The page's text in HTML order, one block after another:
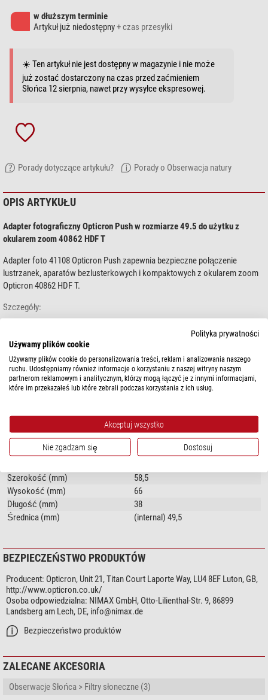
w dłuższym terminie
Artykuł już niedostępny+ czas przesyłki
☀️ Ten artykuł nie jest dostępny w magazynie i nie może
już zostać dostarczony na czas przed zaćmieniem
Słońca 12 sierpnia, nawet przy wysyłce ekspresowej.
Porady dotyczące artykułu? Porady o Obserwacja natury
OPIS ARTYKUŁU
Adapter fotograficzny Opticron Push w rozmiarze 49.5 do użytku z
okularem zoom 40862 HDF T
Adapter foto 41108 Opticron Push zapewnia bezpieczne połączenie
lustrzanek, aparatów bezlusterkowych i kompaktowych z okularem zoom
Opticron 40862 HDF T.
Szczegóły:
Zapewnia bezpieczne połączenie okularu Opticron zoom z
lustrzankami, aparatami bezlusterkowymi i kompaktowymi.
Połączenie na wcisk do okularu zoom Opticron 40862 HDF T
Dostarczany z dwoma pierścieniami pośrednimi: 44-42 mm z
mocowaniem T oraz 44-28mm z połączeniem do aparatów
kompaktowych i telekonweterów.
Dostarczane akcesoria: adaptery są dostarczane wraz z pierścieniem
redukcyjnym 44~42/T oraz z pierścieniem 44~28 i kluczem imusowym.
key.
pokaż więcej...
DANE TECHNICZNE
Odporny na opryskanie wodą
tak
Szerokość (mm)
58,5
Wysokość (mm)
66
Długość (mm)
38
Średnica (mm)
(internal) 49,5
BEZPIECZEŃSTWO PRODUKTÓW
Producent: Opticron, Unit 21, Titan Court Laporte Way, LU4 8EF Luton, GB,
http://www.opticron.co.uk/
Osoba odpowiedzialna: NIMAX GmbH, Otto-Lilienthal-Str. 9, 86899
Landsberg am Lech, DE, info@nimax.de
Bezpieczeństwo produktów
ZALECANE AKCESORIA
Obserwacje Słońca > Filtry słoneczne (3)
Polityka prywatności
Używamy plików cookie
Używamy plików cookie do personalizowania treści, reklam i analizowania naszego
ruchu. Udostępniamy również informacje o korzystaniu z naszej witryny naszym
partnerom reklamowym i analitycznym, którzy mogą łączyć je z innymi informacjami,
które im przekazałeś lub które zebrali podczas korzystania z ich usług.
Akceptuj wszystko
Nie zgadzam się Dostosuj